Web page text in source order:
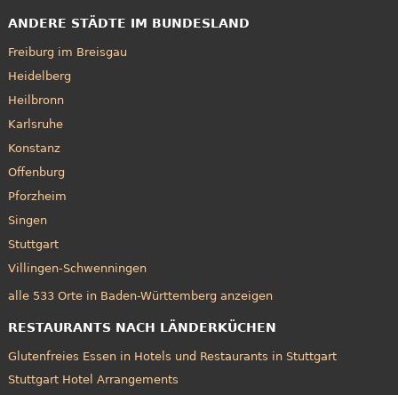
ANDERE STÄDTE IM BUNDESLAND
Freiburg im Breisgau
Heidelberg
Heilbronn
Karlsruhe
Konstanz
Offenburg
Pforzheim
Singen
Stuttgart
Villingen-Schwenningen
alle 533 Orte in Baden-Württemberg anzeigen
RESTAURANTS NACH LÄNDERKÜCHEN
Glutenfreies Essen in Hotels und Restaurants in Stuttgart
Stuttgart Hotel Arrangements